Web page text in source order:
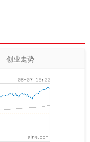
创业走势